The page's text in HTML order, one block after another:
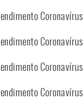
Coronavírus
Coronavírus
Coronavírus
Coronavírus